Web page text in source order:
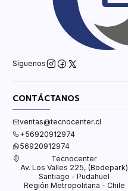
Síguenos
CONTÁCTANOS
ventas@tecnocenter.cl
+56920912974
56920912974
Tecnocenter
Av. Los Valles 225, (Bodepark)
Santiago - Pudahuel
Región Metropolitana - Chile